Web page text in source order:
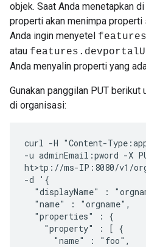
objek. Saat Anda menetapkan
properti akan menimpa properti
Anda ingin menyetel
atau
Anda menyalin properti yang
Gunakan panggilan PUT
di organisasi:
curl -H "Content-
-u adminEmail:pword -X
ht>tp://ms-IP:8080/v1/
-d '{
"displayName" :
  "name" : "orgname",
  "properties" : {
    "property" : [ {
      "name" : "foo",